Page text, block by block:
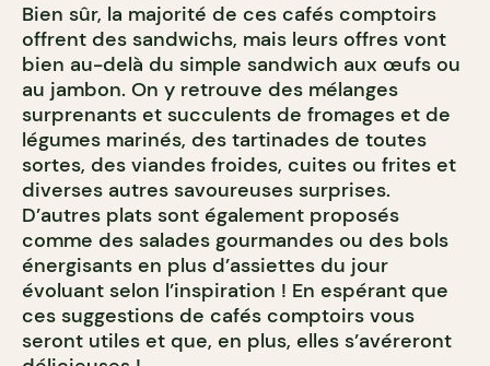
Bien sûr, la majorité de ces cafés comptoirs
offrent des sandwichs, mais leurs offres vont
bien au-delà du simple sandwich aux œufs ou
au jambon. On y retrouve des mélanges
surprenants et succulents de fromages et de
légumes marinés, des tartinades de toutes
sortes, des viandes froides, cuites ou frites et
diverses autres savoureuses surprises.
D’autres plats sont également proposés
comme des salades gourmandes ou des bols
énergisants en plus d’assiettes du jour
évoluant selon l’inspiration ! En espérant que
ces suggestions de cafés comptoirs vous
seront utiles et que, en plus, elles s’avéreront